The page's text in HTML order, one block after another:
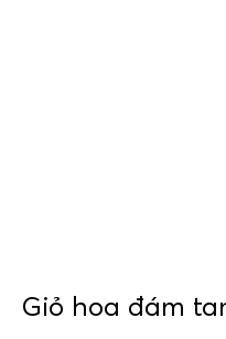
Giỏ hoa đám